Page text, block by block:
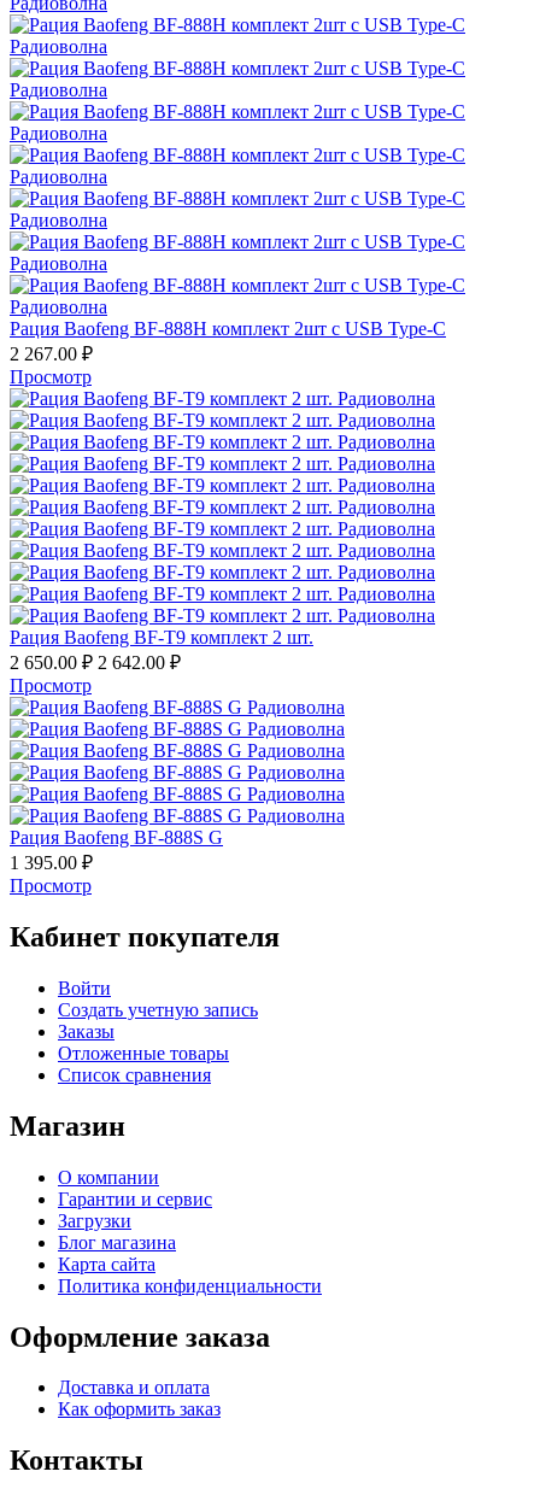
Рация Baofeng BF-888H комплект 2шт с USB Type-C
2 267.00 ₽
Просмотр
Рация Baofeng BF-T9 комплект 2 шт.
2 650.00 ₽ 2 642.00 ₽
Просмотр
Рация Baofeng BF-888S G
1 395.00 ₽
Просмотр
Кабинет покупателя
Войти
Создать учетную запись
Заказы
Отложенные товары
Список сравнения
Магазин
О компании
Гарантии и сервис
Загрузки
Блог магазина
Карта сайта
Политика конфиденциальности
Оформление заказа
Доставка и оплата
Как оформить заказ
Контакты